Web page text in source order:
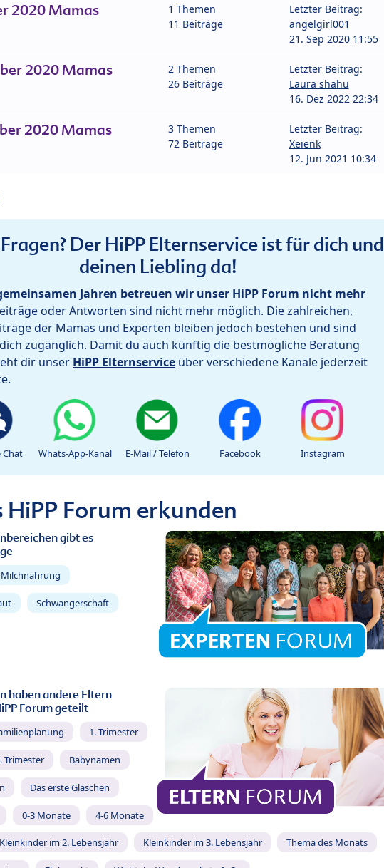
2020 Mamas
1 Themen
11 Beiträge
Letzter Beitrag:
angelgirl001
21. Sep 2020 11:55
2020 Mamas
2 Themen
26 Beiträge
Letzter Beitrag:
Laura shahu
16. Dez 2022 22:34
2020 Mamas
3 Themen
72 Beiträge
Letzter Beitrag:
Xeienk
12. Jun 2021 10:34
Der HiPP Elternservice ist für dich und
deinen Liebling da!
Jahren betreuen wir unser HiPP Forum nicht mehr
oder Antworten sind nicht mehr möglich. Die zahlreichen,
der Mamas und Experten bleiben jedoch bestehen und sind
zugänglich. Damit du auch künftig die bestmögliche Beratung
dir unser HiPP Elternservice über verschiedene Kanäle jederzeit
Chat Whats-App-Kanal E-Mail / Telefon Facebook Instagram
HiPP Forum erkunden
gibt es
Milchnahrung
Schwangerschaft
haben andere Eltern
Forum geteilt
1. Trimester
Trimester Babynamen
Das erste Gläschen
0-3 Monate 4-6 Monate
Kleinkinder im 2. Lebensjahr Kleinkinder im 3. Lebensjahr Thema des Monats